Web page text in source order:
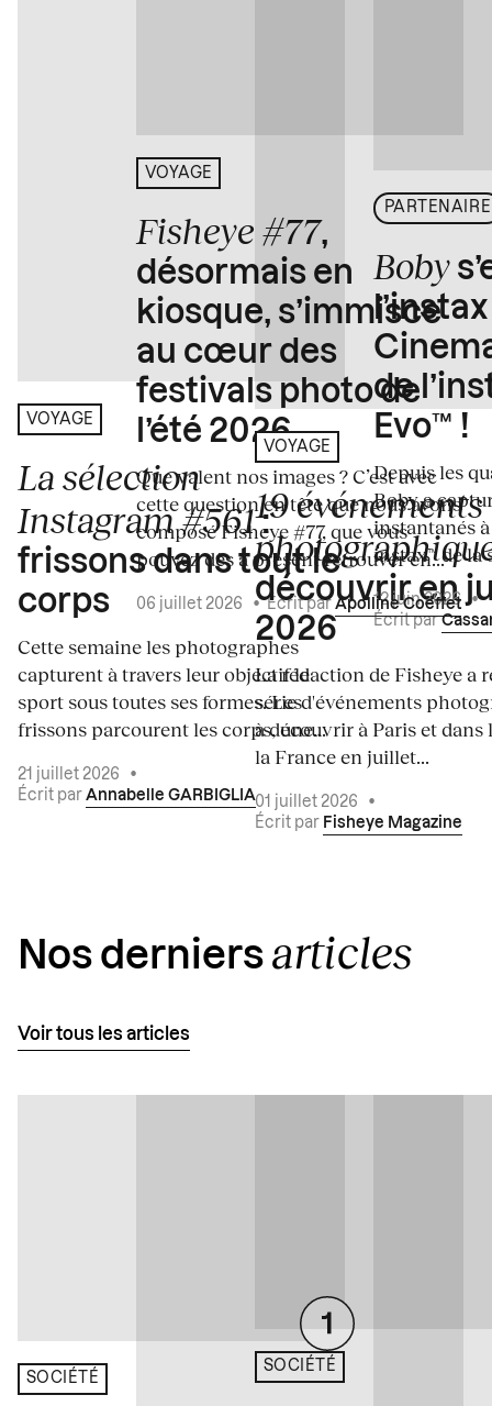
VOYAGE
La sélection
Instagram #561:
frissons dans tout le
corps
Cette semaine les photographes
capturent à travers leur objectif le
sport sous toutes ses formes. Les
frissons parcourent les corps, une...
21 juillet 2026
•
Écrit par Annabelle GARBIGLIA
VOYAGE
Fisheye #77,
désormais en
kiosque, s’immisce
au cœur des
festivals photo de
l’été 2026
Que valent nos images ? C’est avec
cette question en tête que nous avons
composé Fisheye #77, que vous
pouvez dès à présent retrouver en...
06 juillet 2026 •Écrit par Apolline Coëffet
VOYAGE
19 événements
découvrir en
2026
La rédaction de Fisheye a
série d'événements
à découvrir à Paris et dans
la France en juillet...
01 juillet 2026
•
Écrit par Fisheye Magazine
PARTENAIRE
Boby
de
Evo™ !
Depuis les
Boby a
instantanés
instax™ de la
12 juin 2026 •
Écrit par
Nos derniers articles
Voir tous les articles
SOCIÉTÉ
SOCIÉTÉ